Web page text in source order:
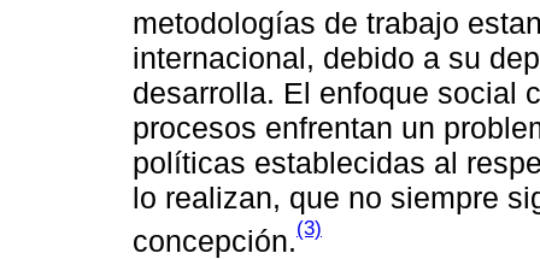
metodologías de trabajo
internacional, debido a su
desarrolla. El enfoque social
procesos enfrentan un
políticas establecidas al
lo realizan, que no siempre
concepción.(3)